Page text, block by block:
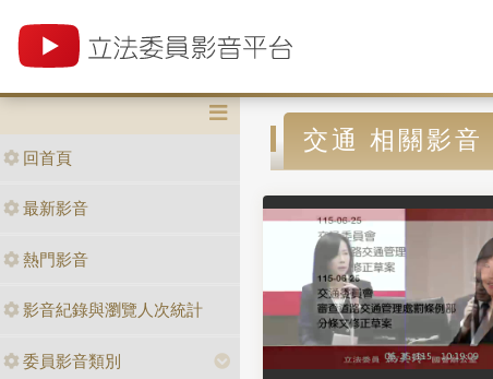
回首頁
最新影音
熱門影音
影音紀錄與瀏覽人次統計
委員影音類別
交通 相關影音